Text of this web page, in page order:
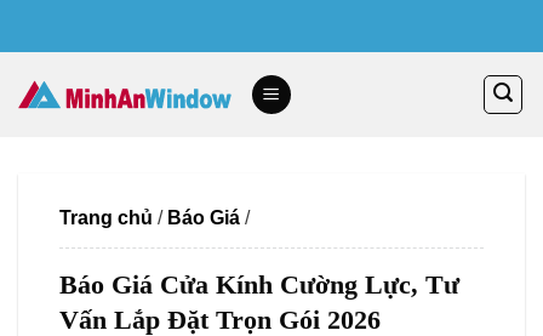
content
Trang chủ / Báo Giá /
Báo Giá Cửa Kính Cường Lực, Tư
Vấn Lắp Đặt Trọn Gói 2026